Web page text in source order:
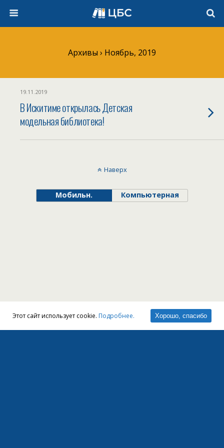
Архивы › Ноябрь, 2019
19.11.2019
В Искитиме открылась Детская
модельная библиотека!
Наверх
Мобильн. Компьютерная
Этот сайт использует cookie. Подробнее. Хорошо, спасибо